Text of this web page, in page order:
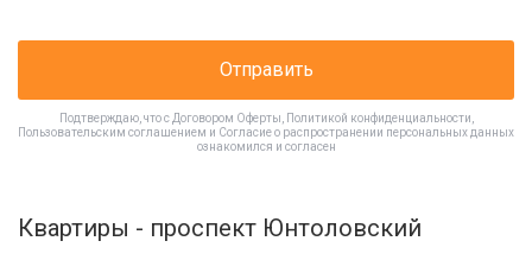
Отправить
Подтверждаю, что с Договором Оферты Политикой конфиденциальности
Пользовательским соглашением и Согласие о распространении персональных данных
ознакомился и согласен
Квартиры - проспект Юнтоловский